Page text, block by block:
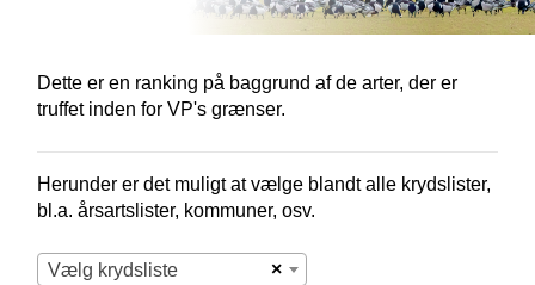
Dette er en ranking på baggrund af de arter, der er
truffet inden for VP's grænser.
Herunder er det muligt at vælge blandt alle krydslister,
bl.a. årsartslister, kommuner, osv.
×
Vælg krydsliste